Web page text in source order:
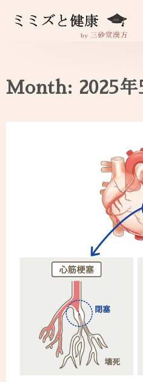
Month: 2025年